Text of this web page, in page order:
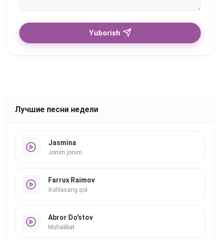
Yuborish
Лучшие песни недели
Jasmina
Jonim jonim
Farrux Raimov
Xohlasang qol
Abror Do'stov
Muhabbat